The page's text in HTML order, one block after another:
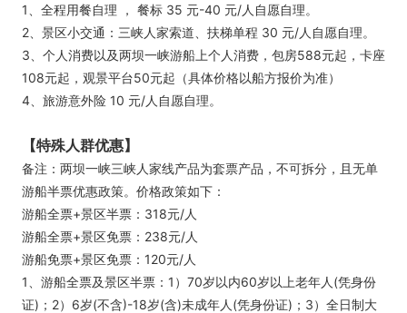
1、全程用餐自理 ， 餐标 35 元-40 元/人自愿自理。
2、景区小交通：三峡人家索道、扶梯单程 30 元/人自愿自理。
3、个人消费以及两坝一峡游船上个人消费，包房588元起，卡座
108元起，观景平台50元起（具体价格以船方报价为准）
4、旅游意外险 10 元/人自愿自理。
【特殊人群优惠】
备注：两坝一峡三峡人家线产品为套票产品，不可拆分，且无单
游船半票优惠政策。价格政策如下：
游船全票+景区半票：318元/人
游船全票+景区免票：238元/人
游船免票+景区免票：120元/人
1、游船全票及景区半票：1）70岁以内60岁以上老年人(凭身份
证)；2）6岁(不含)-18岁(含)未成年人(凭身份证)；3）全日制大